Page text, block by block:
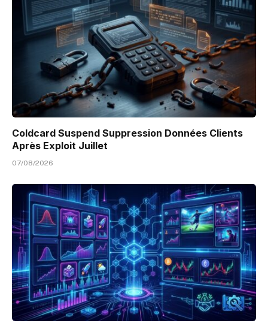
Coldcard Suspend Suppression Données Clients
Après Exploit Juillet
07/08/2026